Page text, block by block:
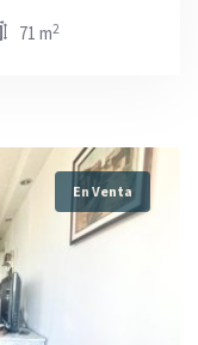
71 m2
En Venta